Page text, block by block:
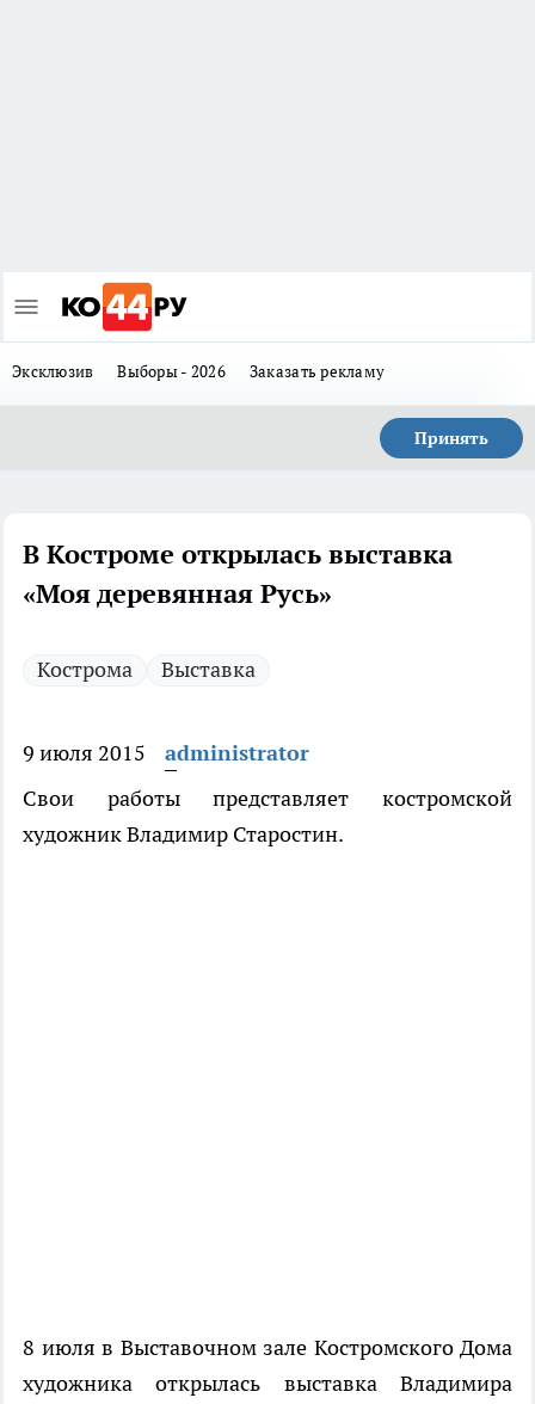
Эксклюзив Выборы - 2026 Заказать рекламу
Принять
В Костроме открылась выставка
«Моя деревянная Русь»
Кострома Выставка
9 июля 2015
administrator
Свои работы представляет костромской
художник Владимир Старостин.
8 июля в Выставочном зале Костромского Дома
художника открылась выставка Владимира